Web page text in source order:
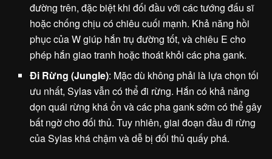
đường trên, đặc biệt khi đối đầu với các tướng đấu sĩ
hoặc chống chịu có chiêu cuối mạnh. Khả năng hồi
phục của W giúp hắn trụ đường tốt, và chiêu E cho
phép hắn giao tranh hoặc thoát khỏi các pha gank.
Đi Rừng (Jungle): Mặc dù không phải là lựa chọn tối
ưu nhất, Sylas vẫn có thể đi rừng. Hắn có khả năng
dọn quái rừng khá ổn và các pha gank sớm có thể gây
bất ngờ cho đối thủ. Tuy nhiên, giai đoạn đầu đi rừng
của Sylas khá chậm và dễ bị đối thủ quấy phá.